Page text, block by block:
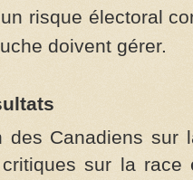
risque électoral
doivent gérer.
des Canadiens sur
sur la race